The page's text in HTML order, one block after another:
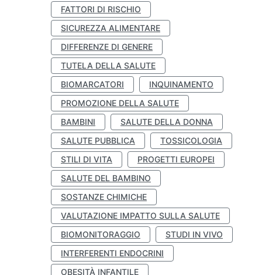
FATTORI DI RISCHIO
SICUREZZA ALIMENTARE
DIFFERENZE DI GENERE
TUTELA DELLA SALUTE
BIOMARCATORI
INQUINAMENTO
PROMOZIONE DELLA SALUTE
BAMBINI
SALUTE DELLA DONNA
SALUTE PUBBLICA
TOSSICOLOGIA
STILI DI VITA
PROGETTI EUROPEI
SALUTE DEL BAMBINO
SOSTANZE CHIMICHE
VALUTAZIONE IMPATTO SULLA SALUTE
BIOMONITORAGGIO
STUDI IN VIVO
INTERFERENTI ENDOCRINI
OBESITÀ INFANTILE